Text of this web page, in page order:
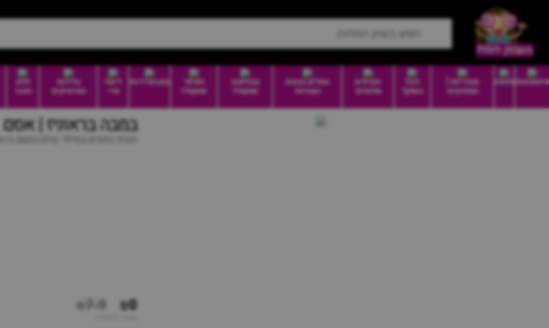
סיטונאותמזווה
סוכריות |
ממתקים
הכל
בשקל
חטיפים
מלוחים
וופלים עוגות
ועוגיות
טבלאות
שוקולד
חטיפי
שוקולד
בונבוניירות
דיוטי
פרי
גלידות
וארטיקים
ללא
סוכר
במבה בראוניז | אסם
חטיף בוטנים במילוי קרם בטעם
₪0
₪7.9